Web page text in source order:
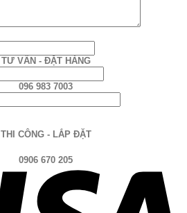
TƯ VẤN - ĐẶT HÀNG
096 983 7003
THI CÔNG - LẮP ĐẶT
0906 670 205